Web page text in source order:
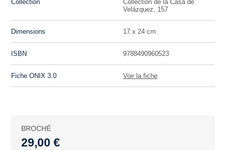
Collection
Collection de la Casa de
Velázquez, 157
Dimensions 17 x 24 cm
ISBN 9788490960523
Fiche ONIX 3.0 Voir la fiche
BROCHÉ
29,00 €